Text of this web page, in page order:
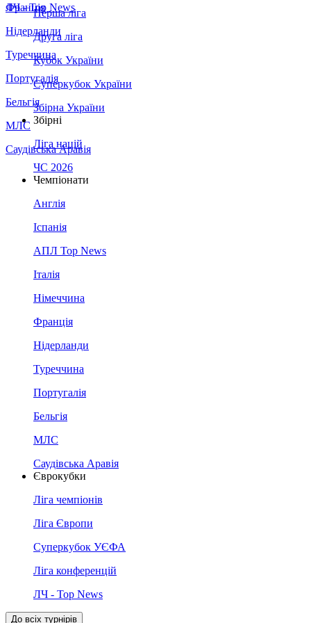
Франція
Нідерланди
Туреччина
Португалія
Бельгія
МЛС
Саудівська Аравія
ЛЧ - Top News
Перша ліга
Друга ліга
Кубок України
Суперкубок України
Збірна України
Збірні
Ліга націй
ЧС 2026
Чемпіонати
Англія
Іспанія
АПЛ Top News
Італія
Німеччина
Франція
Нідерланди
Туреччина
Португалія
Бельгія
МЛС
Саудівська Аравія
Єврокубки
Ліга чемпіонів
Ліга Європи
Суперкубок УЄФА
Ліга конференцій
ЛЧ - Top News
До всіх турнірів